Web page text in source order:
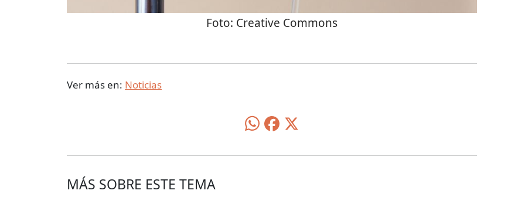
Foto: Creative Commons
Ver más en: Noticias
MÁS SOBRE ESTE TEMA